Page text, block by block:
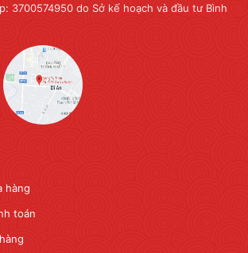
3700574950 do Sở kế hoạch và đầu tư Bình
hàng
toán